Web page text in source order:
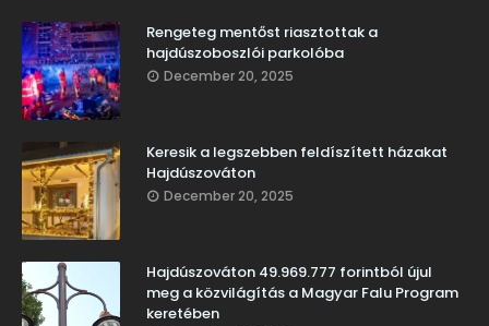
Rengeteg mentőst riasztottak a
hajdúszoboszlói parkolóba
December 20, 2025
Keresik a legszebben feldíszített házakat
Hajdúszováton
December 20, 2025
Hajdúszováton 49.969.777 forintból újul
meg a közvilágítás a Magyar Falu Program
keretében